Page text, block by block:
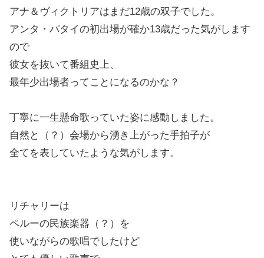
アナ＆ヴィクトリアはまだ12歳の双子でした。
アンタ・パタイの初出場が確か13歳だった気がします
ので
彼女を抜いて番組史上、
最年少出場者ってことになるのかな？
丁寧に一生懸命歌っていた姿に感動しました。
自然と（？）会場から湧き上がった手拍子が
全てを表していたような気がします。
リチャリーは
ペルーの民族楽器（？）を
使いながらの歌唱でしたけど